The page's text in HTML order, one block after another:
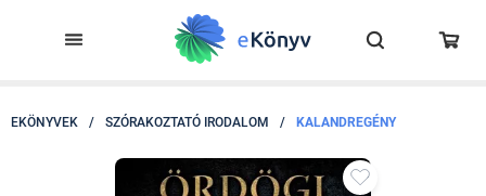
EKÖNYVEK / SZÓRAKOZTATÓ IRODALOM / KALANDREGÉNY